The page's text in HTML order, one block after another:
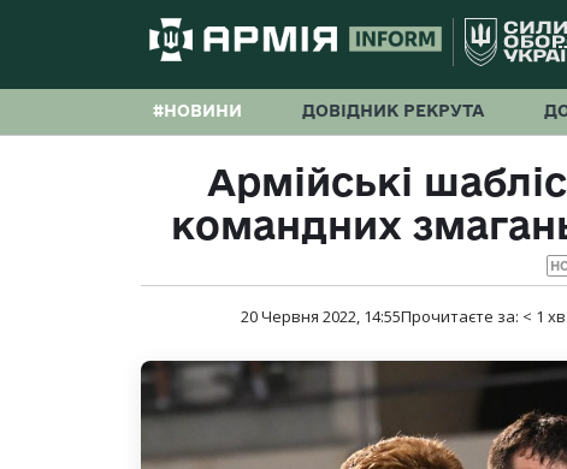
#НОВИНИ ДОВІДНИК РЕКРУТА
Армійські
командних
20 Червня 2022, 14:55Прочитаєте за: < 1 хв.